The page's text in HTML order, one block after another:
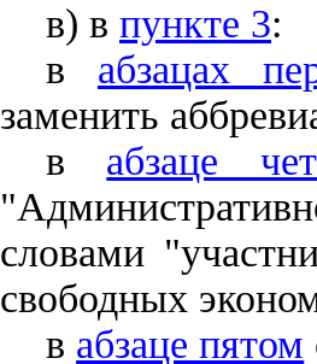
в) в пункте 3:
в абзацах
заменить
в абзаце
словами
свободных
в абзаце пятом